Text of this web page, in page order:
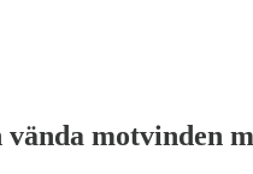
vända motvinden